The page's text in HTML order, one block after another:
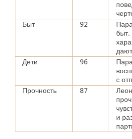
Быт
92
быт.
Дети
96
с
Прочность
87
и